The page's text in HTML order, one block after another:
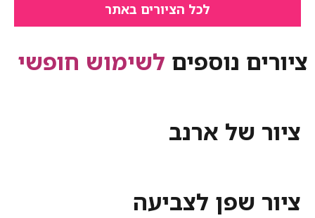
לכל הציורים באתר
ציורים נוספים לשימוש חופשי
ציור של ארנב
ציור שפן לצביעה